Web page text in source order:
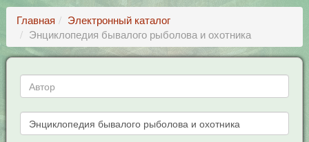
Главная
Электронный каталог
Энциклопедия бывалого рыболова и охотника